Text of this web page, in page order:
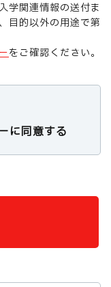
関連情報の送付ま
目的以外の用途で第
をご確認ください。
に同意する